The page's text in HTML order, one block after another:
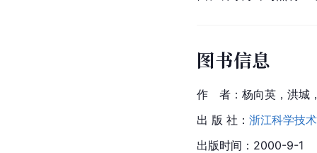
图书信息
作　者：杨向英，洪城
出 版 社： 浙江科学技
出版时间：2000-9-1